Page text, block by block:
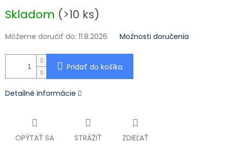
Skladom (>10 ks)
Môžeme doručiť do: 11.8.2026 Možnosti doručenia
Pridať do košíka
Detailné informácie
OPÝTAŤ SA STRÁŽIŤ ZDIEĽAŤ